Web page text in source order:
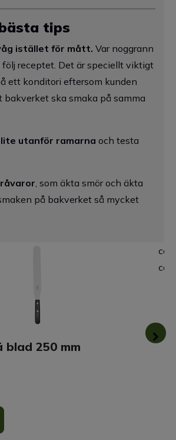
tips
istället för mått. Var noggrann
receptet. Det är speciellt viktigt
ett konditori eftersom kunden
bakverket ska smaka på samma
utanför ramarna och testa
, som äkta smör och äkta
på bakverket så mycket
250 mm